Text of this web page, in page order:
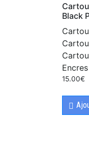
Black
15.00€